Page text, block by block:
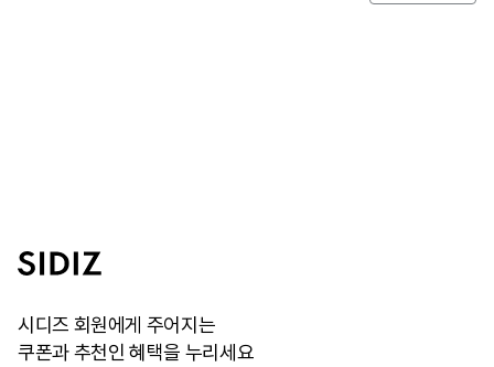
시디즈 회원에게 주어지는
쿠폰과 추천인 혜택을 누리세요